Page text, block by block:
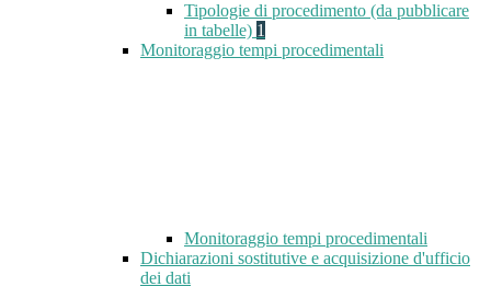
Tipologie di procedimento (da pubblicare
in tabelle) 1
Monitoraggio tempi procedimentali
Monitoraggio tempi procedimentali
Dichiarazioni sostitutive e acquisizione d'ufficio
dei dati